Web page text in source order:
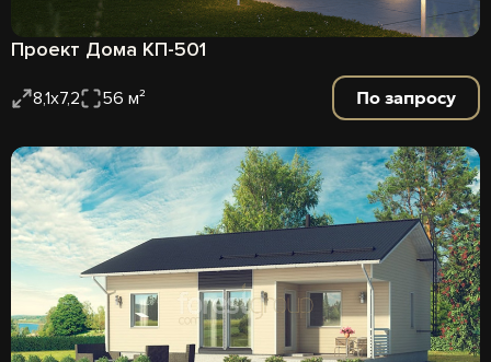
Проект Дома КП-501
8,1х7,2 56 м² По запросу